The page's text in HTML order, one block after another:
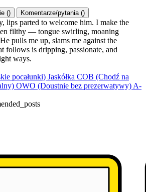
() Komentarze/pytania ()
lips parted to welcome him. I make the
filthy — tongue swirling, moaning
pulls me up, slams me against the
follows is dripping, passionate, and
ways.
pocałunki) Jaskółka COB (Chodź na
OWO (Doustnie bez prezerwatywy) A-